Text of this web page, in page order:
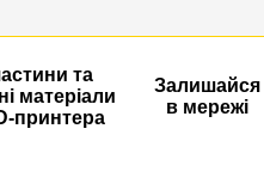
та
матеріали
принтера
Залишайся
в мережі